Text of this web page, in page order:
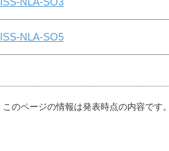
ISS-NLA-SO5
このページの情報は発表時点の内容です